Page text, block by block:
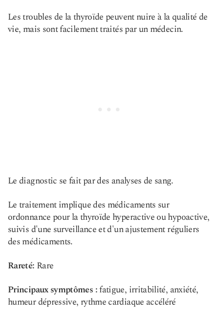
Les troubles de la thyroïde peuvent nuire à la qualité de
vie, mais sont facilement traités par un médecin.
Le diagnostic se fait par des analyses de sang.
Le traitement implique des médicaments sur
ordonnance pour la thyroïde hyperactive ou hypoactive,
suivis d'une surveillance et d'un ajustement réguliers
des médicaments.
Rareté: Rare
Principaux symptômes :fatigue, irritabilité, anxiété,
humeur dépressive, rythme cardiaque accéléré